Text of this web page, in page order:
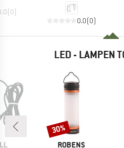
(0)
0.0(0)
LED - LAMPEN
MARKE
ROBENS
Rabatt
30%